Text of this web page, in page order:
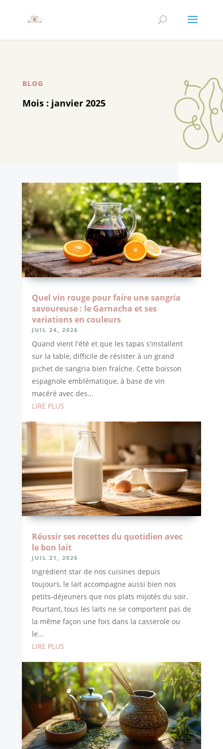
BLOG
Mois : janvier 2025
Quel vin rouge pour faire une sangria
savoureuse : le Garnacha et ses
variations en couleurs
JUIL 24, 2026
Quand vient l'été et que les tapas s'installent
sur la table, difficile de résister à un grand
pichet de sangria bien fraîche. Cette boisson
espagnole emblématique, à base de vin
macéré avec des...
LIRE PLUS
Réussir ses recettes du quotidien avec
le bon lait
JUIL 21, 2026
Ingrédient star de nos cuisines depuis
toujours, le lait accompagne aussi bien nos
petits-déjeuners que nos plats mijotés du soir.
Pourtant, tous les laits ne se comportent pas de
la même façon une fois dans la casserole ou
le...
LIRE PLUS